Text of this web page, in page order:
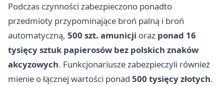
Podczas czynności zabezpieczono ponadto
przedmioty przypominające broń palną i broń
automatyczną, 500 szt. amunicji oraz ponad 16
tysięcy sztuk papierosów bez polskich znaków
akcyzowych. Funkcjonariusze zabezpieczyli również
mienie o łącznej wartości ponad 500 tysięcy złotych.